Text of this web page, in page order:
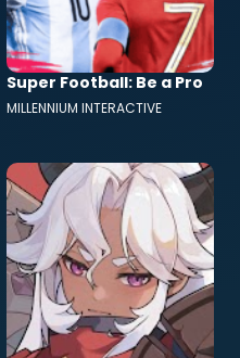
Super Football: Be a Pro
MILLENNIUM INTERACTIVE